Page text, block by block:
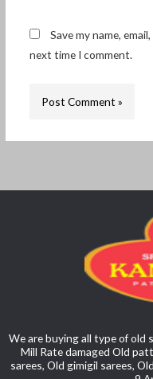
Save my name,
next time I comment.
We are buying all type of old
Mill Rate damaged Old
sarees, Old gimigil sarees,